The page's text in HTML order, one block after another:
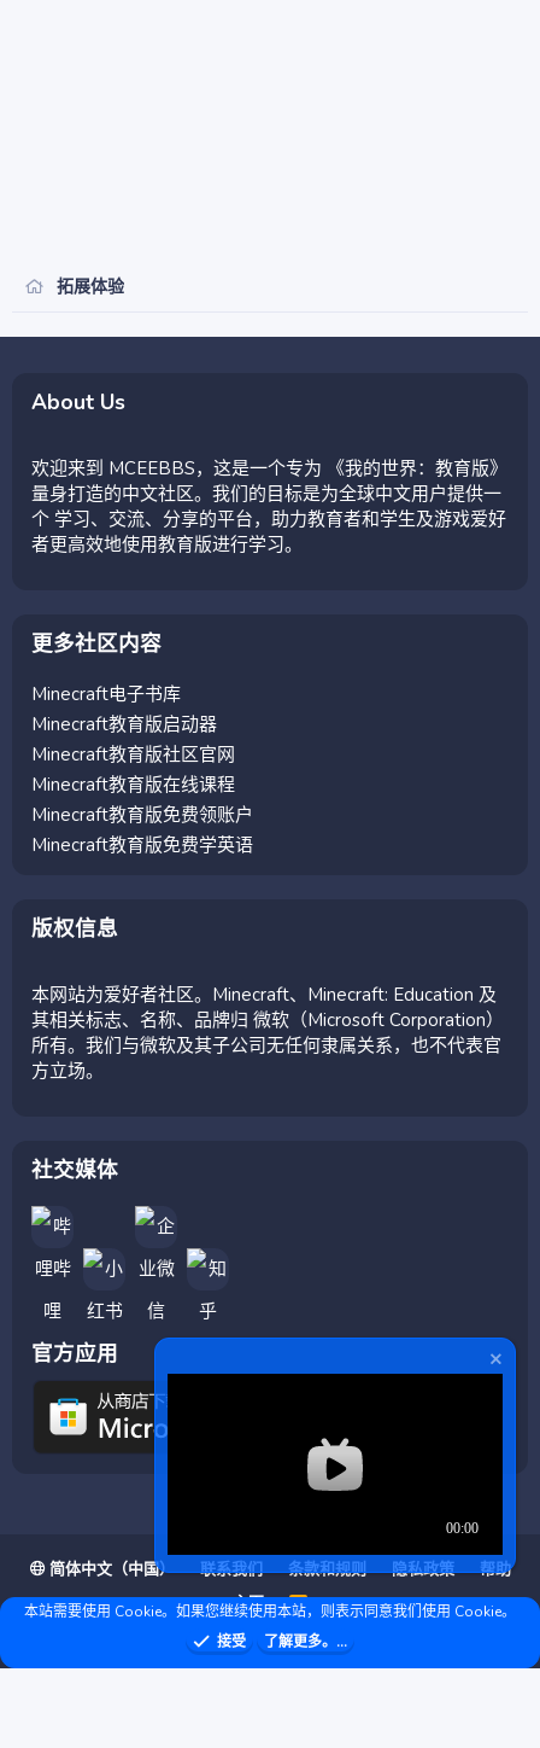
拓展体验
About Us
欢迎来到 MCEEBBS，这是一个专为 《我的世界：教育版》
量身打造的中文社区。我们的目标是为全球中文用户提供一
个 学习、交流、分享的平台，助力教育者和学生及游戏爱好
者更高效地使用教育版进行学习。
更多社区内容
Minecraft电子书库
Minecraft教育版启动器
Minecraft教育版社区官网
Minecraft教育版在线课程
Minecraft教育版免费领账户
Minecraft教育版免费学英语
版权信息
本网站为爱好者社区。Minecraft、Minecraft: Education 及
其相关标志、名称、品牌归 微软（Microsoft Corporation）
所有。我们与微软及其子公司无任何隶属关系，也不代表官
方立场。
社交媒体
官方应用
简体中文（中国） 联系我们 条款和规则 隐私政策
帮助
主页
R
S
S
❤ © Copyright 2020–2026 基岩科技 版权所有 |Microsoft Marketplace
本站需要使用 Cookie。如果您继续使用本站，则表示同意我们使用 Cookie。
接受
了解更多。...